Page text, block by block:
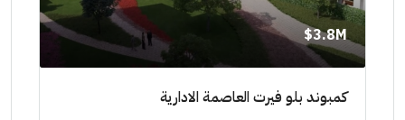
3.8M$
كمبوند بلو فيرت العاصمة الادارية